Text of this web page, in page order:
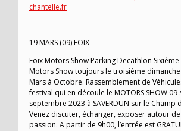
chantelle.fr
19 MARS (09) FOIX
Foix Motors Show Parking Decathlon
Motors Show toujours le troisième
Mars à Octobre. Rassemblement de
festival qui en découle le MOTORS SHOW 09
septembre 2023 à SAVERDUN sur le Champ
Venez discuter, échanger, exposer autour
passion. A partir de 9h00, l’entrée est